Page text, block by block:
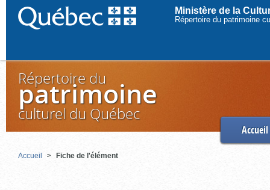
Ministère de la
Répertoire du patrimoine
Répertoire du
patrimoine
culturel du Québec
Accueil
Accueil Fiche de l'élément